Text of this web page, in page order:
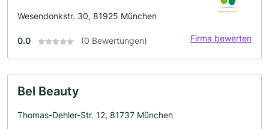
Wesendonkstr. 30, 81925 München
0.0 (0 Bewertungen) Firma bewerten
Bel Beauty
Thomas-Dehler-Str. 12, 81737 München